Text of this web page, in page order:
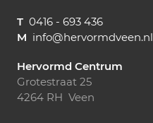
T 0416 - 693 436
M info@hervormdveen.nl
Hervormd Centrum
Grotestraat 25
4264 RH Veen